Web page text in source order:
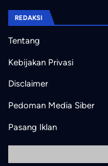
REDAKSI
Tentang
Kebijakan Privasi
Disclaimer
Pedoman Media Siber
Pasang Iklan